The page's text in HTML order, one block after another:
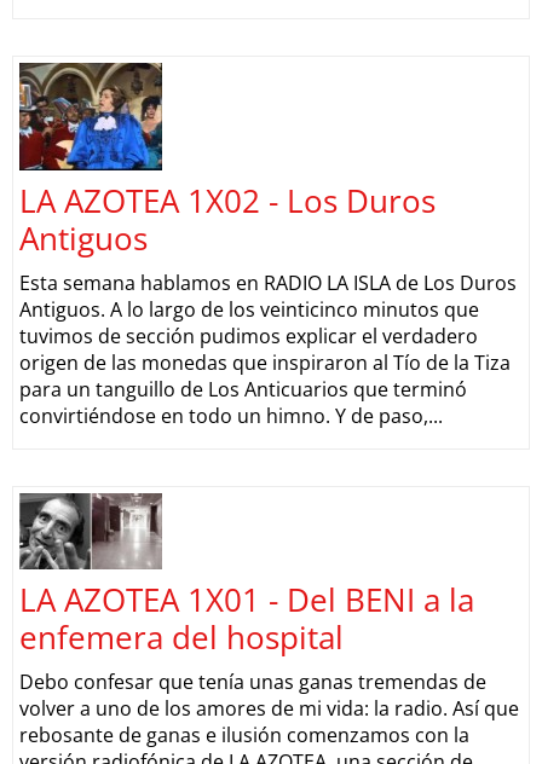
LA AZOTEA 1X02 - Los Duros
Antiguos
Esta semana hablamos en RADIO LA ISLA de Los Duros
Antiguos. A lo largo de los veinticinco minutos que
tuvimos de sección pudimos explicar el verdadero
origen de las monedas que inspiraron al Tío de la Tiza
para un tanguillo de Los Anticuarios que terminó
convirtiéndose en todo un himno. Y de paso,...
LA AZOTEA 1X01 - Del BENI a la
enfemera del hospital
Debo confesar que tenía unas ganas tremendas de
volver a uno de los amores de mi vida: la radio. Así que
rebosante de ganas e ilusión comenzamos con la